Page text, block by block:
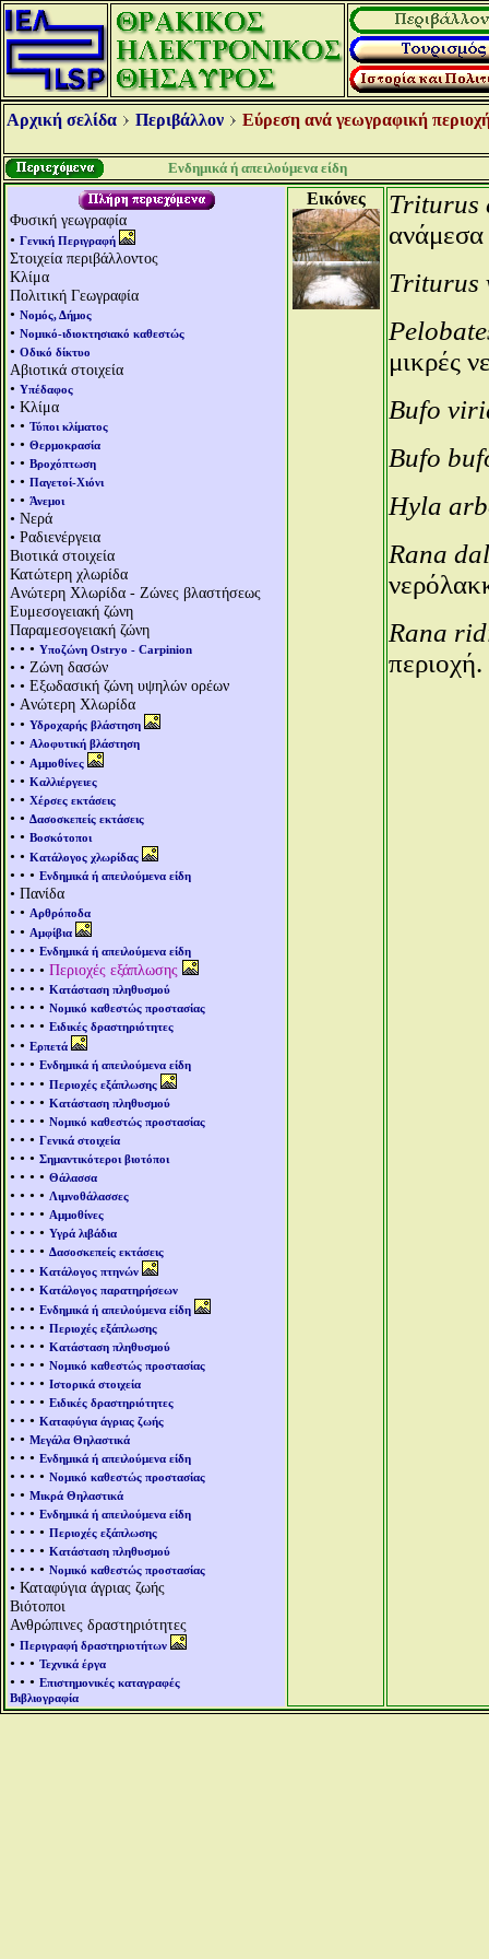
Αρχική σελίδα Περιβάλλον Εύρεση ανά γεωγραφική
Ενδημικά ή απειλούμενα είδη
Φυσική γεωγραφία
• Γενική Περιγραφή
Στοιχεία περιβάλλοντος
Κλίμα
Πολιτική Γεωγραφία
• Νομός, Δήμος
• Νομικό-ιδιοκτησιακό καθεστώς
• Οδικό δίκτυο
Αβιοτικά στοιχεία
• Υπέδαφος
• Κλίμα
• • Τύποι κλίματος
• • Θερμοκρασία
• • Βροχόπτωση
• • Παγετοί-Χιόνι
• • Άνεμοι
• Νερά
• Ραδιενέργεια
Βιοτικά στοιχεία
Κατώτερη χλωρίδα
Aνώτερη Χλωρίδα - Ζώνες βλαστήσεως
Ευμεσογειακή ζώνη
Παραμεσογειακή ζώνη
• • • Υποζώνη Ostryo - Carpinion
• • Ζώνη δασών
• • Εξωδασική ζώνη υψηλών ορέων
• Aνώτερη Χλωρίδα
• • Υδροχαρής βλάστηση
• • Αλοφυτική βλάστηση
• • Αμμοθίνες
• • Καλλιέργειες
• • Χέρσες εκτάσεις
• • Δασοσκεπείς εκτάσεις
• • Βοσκότοποι
• • Κατάλογος χλωρίδας
• • • Ενδημικά ή απειλούμενα είδη
• Πανίδα
• • Αρθρόποδα
• • Αμφίβια
• • • Ενδημικά ή απειλούμενα είδη
• • • • Περιοχές εξάπλωσης
• • • • Κατάσταση πληθυσμού
• • • • Νομικό καθεστώς προστασίας
• • • • Ειδικές δραστηριότητες
• • Ερπετά
• • • Ενδημικά ή απειλούμενα είδη
• • • • Περιοχές εξάπλωσης
• • • • Κατάσταση πληθυσμού
• • • • Νομικό καθεστώς προστασίας
• • • Γενικά στοιχεία
• • • Σημαντικότεροι βιοτόποι
• • • • Θάλασσα
• • • • Λιμνοθάλασσες
• • • • Αμμοθίνες
• • • • Υγρά λιβάδια
• • • • Δασοσκεπείς εκτάσεις
• • • Κατάλογος πτηνών
• • • Κατάλογος παρατηρήσεων
• • • Ενδημικά ή απειλούμενα είδη
• • • • Περιοχές εξάπλωσης
• • • • Κατάσταση πληθυσμού
• • • • Νομικό καθεστώς προστασίας
• • • • Ιστορικά στοιχεία
• • • • Ειδικές δραστηριότητες
• • • Καταφύγια άγριας ζωής
• • Μεγάλα Θηλαστικά
• • • Ενδημικά ή απειλούμενα είδη
• • • • Νομικό καθεστώς προστασίας
• • Μικρά Θηλαστικά
• • • Ενδημικά ή απειλούμενα είδη
• • • • Περιοχές εξάπλωσης
• • • • Κατάσταση πληθυσμού
• • • • Νομικό καθεστώς προστασίας
• Καταφύγια άγριας ζωής
Βιότοποι
Ανθρώπινες δραστηριότητες
• Περιγραφή δραστηριοτήτων
• • • Τεχνικά έργα
• • • Επιστημονικές καταγραφές
Βιβλιογραφία
Εικόνες
Triturus
ανάμεσα
Triturus
μικρές
Bufo
Bufo
Hyla
Rana
Rana
περιοχή.